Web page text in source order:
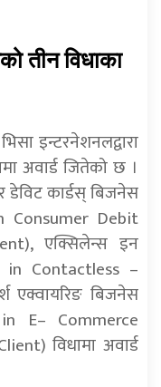
तीन विधाका
इन्टरनेशनलद्वारा
अवार्ड जितेको छ ।
कार्डस् बिजनेस
Consumer Debit
एक्सिलेन्स इन
in Contactless –
एक्वायरिङ बिजनेस
in E– Commerce
विधामा अवार्ड